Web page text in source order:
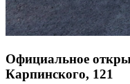
Официальное
Карпинского, 121